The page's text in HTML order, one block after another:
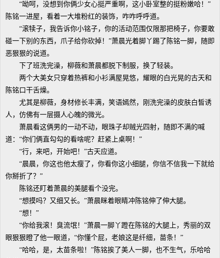
“呦呵，没想到你俩少女心挺严重啊，这小卧室整的挺粉嫩哈！”
陈铭一进屋，看着一大堆粉红的装饰，咋咋呼呼道。
“滚犊子，我告诉你小铭子，你的活动范围仅限那把椅子，你要敢
碰一下别的东西，爪子给你砍掉！”萧晨光着脚丫踢了陈铭一脚，随即
恶狠狠的说道。
下了班洗完澡，柳薇和萧晨都脱下制服，换了轻装。
两个大美女只穿着热裤和小衫满屋晃悠，耀眼的白光晃的古天和
陈铭口干舌燥。
尤其是柳薇，身材修长丰满，笑语嫣然，刚洗完澡的皮肤白皙诱
人，仿佛有一层摄人心魄的微光。
萧晨看这俩男的一动不动，眼珠子却贼光四射，随即不满的喊
道：“你们俩直勾勾的看啥呢？赶紧上桌啊！”
“行，来吧，开始吧！”古天应道。
“晨晨，你这也他太瘦了，你看你这小细腿，你信不信我一下就给
你掰折了？”
陈铭还盯着萧晨的美腿看个没完。
“想摸吗？又细又长。”萧晨眯着眼睛冲陈铭伸了伸大腿。
“想！”
“你给我滚！臭流氓！”萧晨一脚丫蹬在陈铭的大腿上，秀丽的双
眼狠狠瞪了他一眼道，“你懂个屁，老娘这是纤细，苗条！”
“哈哈，是，太苗条啦！”陈铭挨了美人一脚，也不生气，乐哈哈